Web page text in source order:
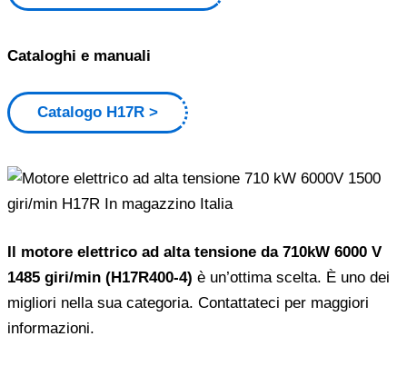
Cataloghi e manuali
Catalogo H17R
Il motore elettrico ad alta tensione da 710kW 6000 V
1485 giri/min (H17R400-4) è un’ottima scelta. È uno dei
migliori nella sua categoria. Contattateci per maggiori
informazioni.